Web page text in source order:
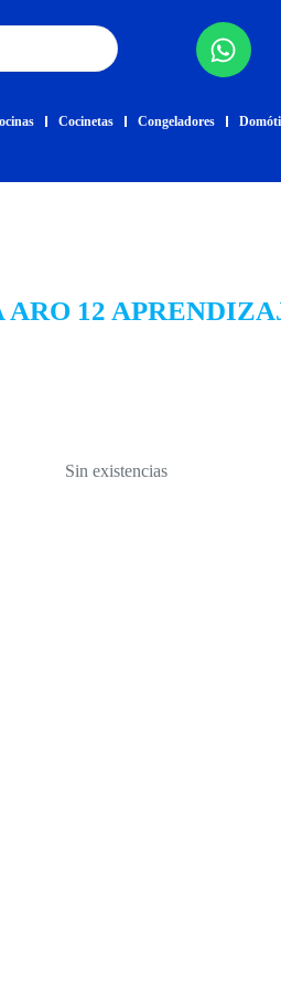
Cocinetas Congeladores
12
Sin existencias